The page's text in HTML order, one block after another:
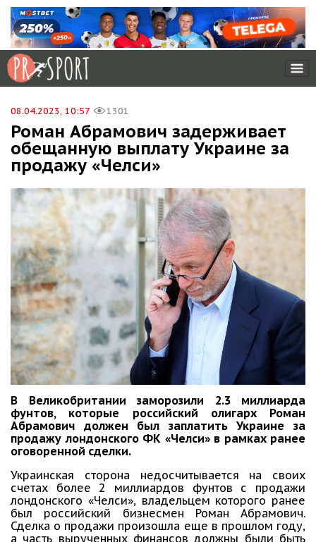
08.04.2023, 10:57 1301
Роман Абрамович задерживает
обещанную выплату Украине за
продажу «Челси»
В Великобритании заморозили 2.3 миллиарда
фунтов, которые российский олигарх Роман
Абрамович должен был заплатить Украине за
продажу лондонского ФК «Челси» в рамках ранее
оговоренной сделки.
Украинская сторона недосчитывается на своих
счетах более 2 миллиардов фунтов с продажи
лондонского «Челси», владельцем которого ранее
был российский бизнесмен Роман Абрамович.
Сделка о продажи произошла еще в прошлом году,
а часть вырученных финансов должны были быть